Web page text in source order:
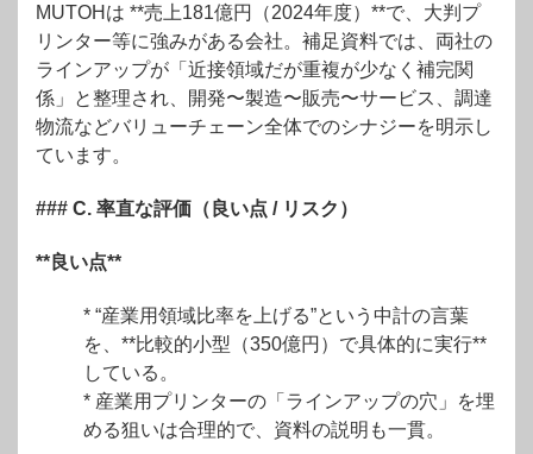
MUTOHは **売上181億円（2024年度）**で、大判プ
リンター等に強みがある会社。 補足資料では、両社の
ラインアップが「近接領域だが重複が少なく補完関
係」と整理され、開発〜製造〜販売〜サービス、調達
物流などバリューチェーン全体でのシナジーを明示し
ています。
### C. 率直な評価（良い点 / リスク）
**良い点**
* “産業用領域比率を上げる”という中計の言葉
を、**比較的小型（350億円）で具体的に実行**
している。
* 産業用プリンターの「ラインアップの穴」を埋
める狙いは合理的で、資料の説明も一貫。